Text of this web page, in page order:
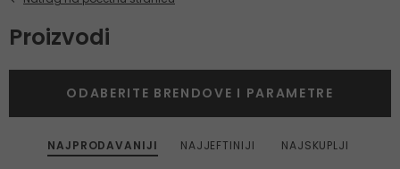
Proizvodi
NAJPRODAVANIJI NAJJEFTINIJI
NAJSKUPLJI
ODABERITE BRENDOVE I PARAMETRE